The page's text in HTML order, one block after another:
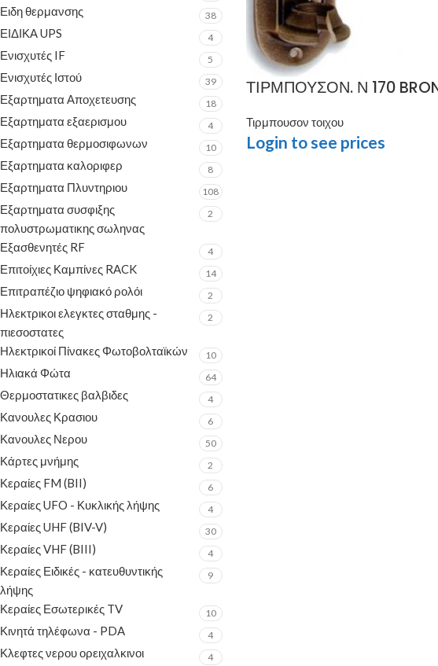
Ειδη θερμανσης 38
ΕΙΔΙΚΑ UPS 4
Ενισχυτές IF 5
Ενισχυτές Ιστού 39
Εξαρτηματα Αποχετευσης 18
Εξαρτηματα εξαερισμου 4
Εξαρτηματα θερμοσιφωνων 10
Εξαρτηματα καλοριφερ 8
Εξαρτηματα Πλυντηριου 108
Εξαρτηματα συσφιξης
πολυστρωματικης σωληνας
2
Εξασθενητές RF 4
Επιτοίχιες Καμπίνες RACK 14
Επιτραπέζιο ψηφιακό ρολόι 2
Ηλεκτρικοι ελεγκτες σταθμης -
πιεσοστατες
2
Ηλεκτρικοί Πίνακες Φωτοβολταϊκών 10
Ηλιακά Φώτα 64
Θερμοστατικες βαλβιδες 4
Κανουλες Κρασιου 6
Κανουλες Νερου 50
Κάρτες μνήμης 2
Κεραίες FM (BII) 6
Κεραίες UFO - Κυκλικής λήψης 4
Κεραίες UHF (BIV-V) 30
Κεραίες VHF (BIII) 4
Κεραίες Ειδικές - κατευθυντικής
λήψης
9
Κεραίες Εσωτερικές TV 10
Κινητά τηλέφωνα - PDA 4
Κλεφτες νερου ορειχαλκινοι 4
ΤΙΡΜΠΟΥΣΟΝ. Ν 170
Τιρμπουσον τοιχου
Login to see prices